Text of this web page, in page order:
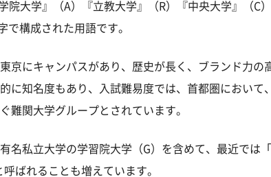
院大学』（A）『立教大学』（R）『中央大学』（C
で構成された用語です。
京にキャンパスがあり、歴史が長く、ブランド力の
に知名度もあり、入試難易度では、首都圏において
難関大学グループとされています。
名私立大学の学習院大学（G）を含めて、最近では
呼ばれることも増えています。